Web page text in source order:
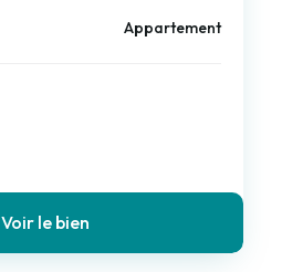
Appartement
Voir le bien